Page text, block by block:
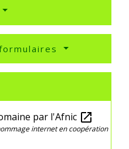
par l'Afnic open_in_new
internet en coopération